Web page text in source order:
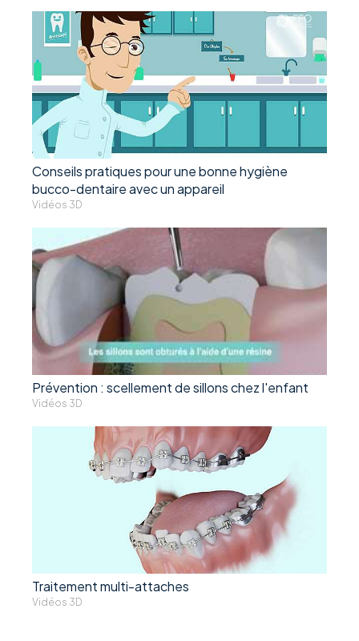
Conseils pratiques pour une bonne hygiène
bucco-dentaire avec un appareil
Vidéos 3D
Prévention : scellement de sillons chez l'enfant
Vidéos 3D
Traitement multi-attaches
Vidéos 3D